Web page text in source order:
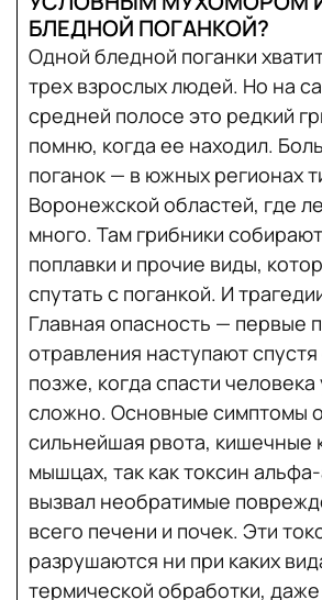
БЛЕДНОЙ ПОГАНКОЙ?
Одной бледной поганки
трех взрослых людей. Но на
средней полосе это редкий
помню, когда ее находил.
поганок — в южных регионах
Воронежской областей, где
много. Там грибники
поплавки и прочие виды,
спутать с поганкой. И
Главная опасность — первые
отравления наступают спустя
позже, когда спасти
сложно. Основные симптомы
сильнейшая рвота, кишечные
мышцах, так как токсин
вызвал необратимые
всего печени и почек. Эти
разрушаются ни при каких
термической обработки, даже